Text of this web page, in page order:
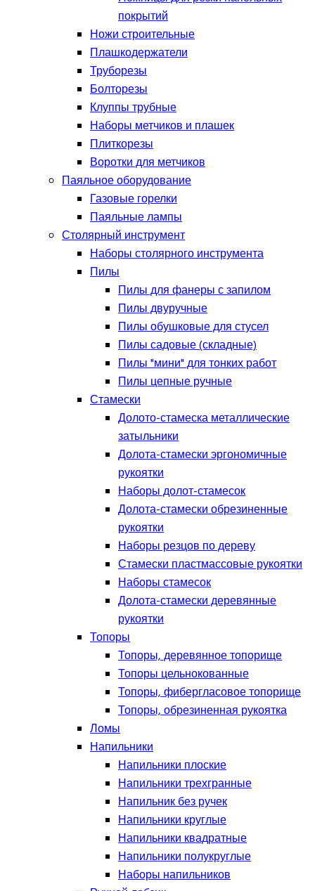
покрытий
Ножи строительные
Плашкодержатели
Труборезы
Болторезы
Клуппы трубные
Наборы метчиков и плашек
Плиткорезы
Воротки для метчиков
Паяльное оборудование
Газовые горелки
Паяльные лампы
Столярный инструмент
Наборы столярного инструмента
Пилы
Пилы для фанеры с запилом
Пилы двуручные
Пилы обушковые для стусел
Пилы садовые (складные)
Пилы "мини" для тонких работ
Пилы цепные ручные
Стамески
Долото-стамеска металлические
затыльники
Долота-стамески эргономичные
рукоятки
Наборы долот-стамесок
Долота-стамески обрезиненные
рукоятки
Наборы резцов по дереву
Стамески пластмассовые рукоятки
Наборы стамесок
Долота-стамески деревянные
рукоятки
Топоры
Топоры, деревянное топорище
Топоры цельнокованные
Топоры, фибергласовое топорище
Топоры, обрезиненная рукоятка
Ломы
Напильники
Напильники плоские
Напильники трехгранные
Напильник без ручек
Напильники круглые
Напильники квадратные
Напильники полукруглые
Наборы напильников